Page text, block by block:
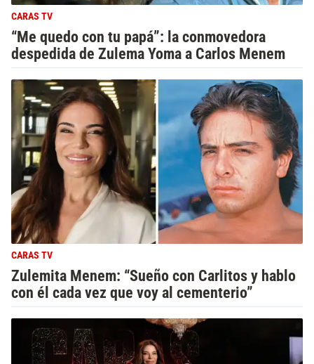
CARAS TV
“Me quedo con tu papá”: la conmovedora
despedida de Zulema Yoma a Carlos Menem
CARAS TV
Zulemita Menem: “Sueño con Carlitos y hablo
con él cada vez que voy al cementerio”